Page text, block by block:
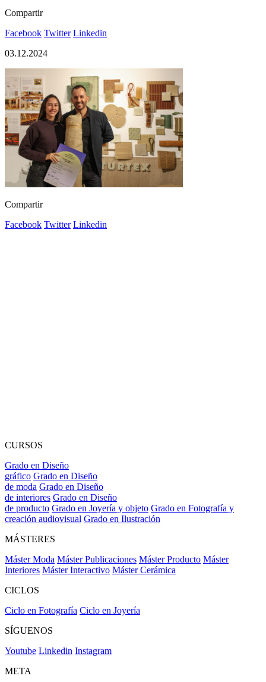
Compartir
Facebook Twitter Linkedin
03.12.2024
Compartir
Facebook Twitter Linkedin
CURSOS
Grado en Diseño
gráfico Grado en Diseño
de moda Grado en Diseño
de interiores Grado en Diseño
de producto Grado en Joyería y objeto Grado en Fotografía y
creación audiovisual Grado en Ilustración
MÁSTERES
Máster Moda Máster Publicaciones Máster Producto Máster
Interiores Máster Interactivo Máster Cerámica
CICLOS
Ciclo en Fotografía Ciclo en Joyería
SÍGUENOS
Youtube Linkedin Instagram
META